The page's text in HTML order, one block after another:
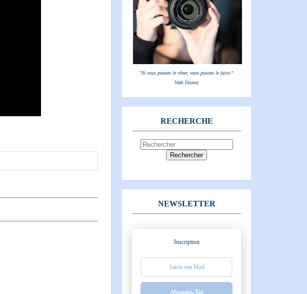
"Si vous pouvez le rêver, vous pouvez le faire."
Walt Disney
RECHERCHE
NEWSLETTER
Inscription
Abonnes-Toi